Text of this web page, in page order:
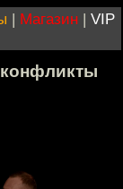
| Магазин | VIP